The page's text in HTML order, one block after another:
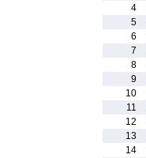
4
5
6
7
8
9
10
11
12
13
14